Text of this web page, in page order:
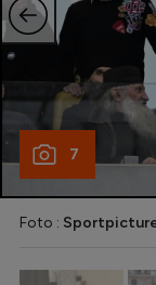
7
Foto :